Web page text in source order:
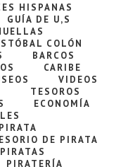
HISPANAS
GUÍA DE U,S
COLÓN
BARCOS
CARIBE
VIDEOS
TESOROS
ECONOMÍA
DE PIRATA
PIRATERÍA